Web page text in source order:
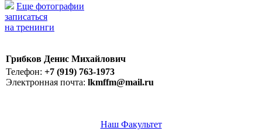
Еще фотографии
записаться
на тренинги
Грибков Денис Михайлович
Телефон: +7 (919) 763-1973
Электронная почта: lkmffm@mail.ru
Наш Факультет